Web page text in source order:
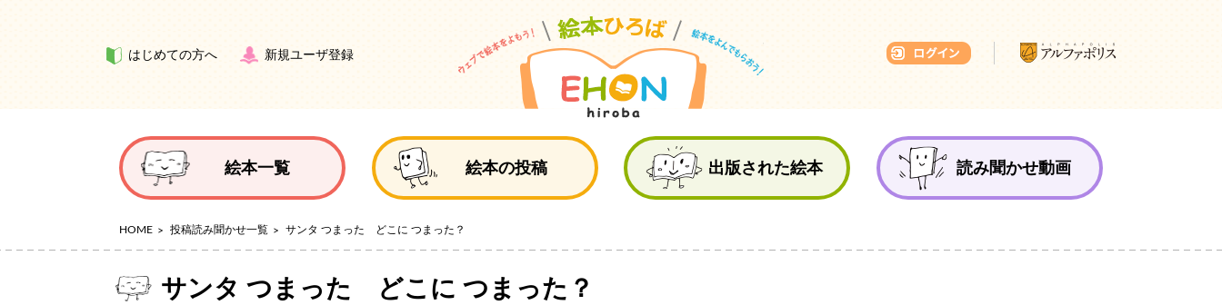
はじめての方へ 新規ユーザ登録
絵本一覧 絵本の投稿 出版された絵本 読み聞かせ動画
HOME 投稿読み聞かせ一覧 サンタ つまった どこに つまった？
サンタ つまった どこに つまった？